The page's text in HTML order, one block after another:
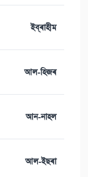
ইব্ৰাহীম
আল-হিজৰ
আন-নাহল
আল-ইছৰা